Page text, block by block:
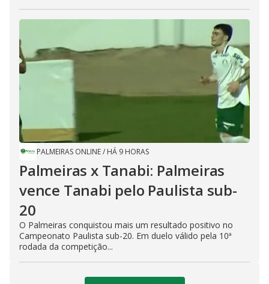
PALMEIRAS ONLINE/ HÁ 9 HORAS
Palmeiras x Tanabi: Palmeiras
vence Tanabi pelo Paulista sub-
20
O Palmeiras conquistou mais um resultado positivo no
Campeonato Paulista sub-20. Em duelo válido pela 10ª
rodada da competição...